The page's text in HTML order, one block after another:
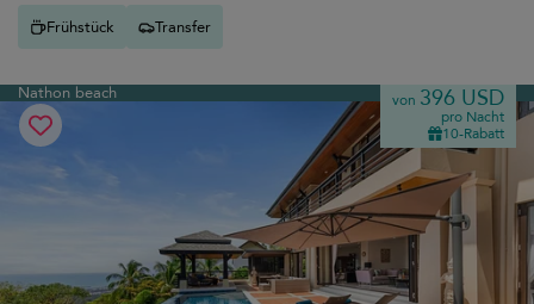
Frühstück Transfer
Nathon beach von 396 USD
pro Nacht
10-Rabatt